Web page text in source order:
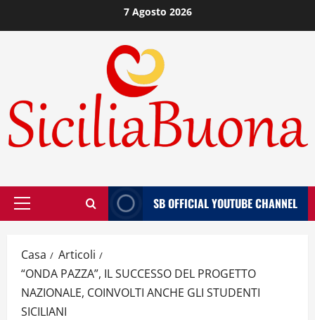
al
7 Agosto 2026
Menù
SB OFFICIAL YOUTUBE CHANNEL
Casa
Articoli
“ONDA PAZZA”, IL SUCCESSO DEL PROGETTO
NAZIONALE, COINVOLTI ANCHE GLI STUDENTI
SICILIANI